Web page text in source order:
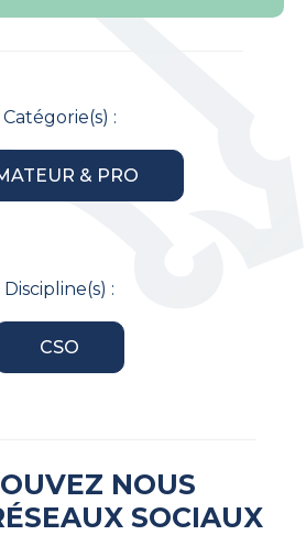
Catégorie(s) :
& PRO
Discipline(s) :
CSO
NOUS
SOCIAUX